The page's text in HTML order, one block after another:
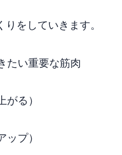
をしていきます。
たい重要な筋肉
る）
プ）